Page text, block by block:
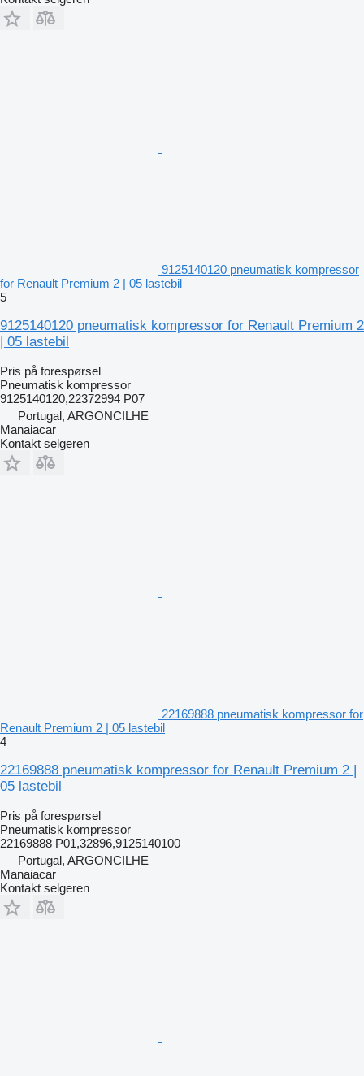
9125140120 pneumatisk kompressor
for Renault Premium 2 | 05 lastebil
5
9125140120 pneumatisk kompressor for Renault Premium 2
| 05 lastebil
Pris på forespørsel
Pneumatisk kompressor
9125140120,22372994 P07
Portugal, ARGONCILHE
Manaiacar
Kontakt selgeren
22169888 pneumatisk kompressor for
Renault Premium 2 | 05 lastebil
4
22169888 pneumatisk kompressor for Renault Premium 2 |
05 lastebil
Pris på forespørsel
Pneumatisk kompressor
22169888 P01,32896,9125140100
Portugal, ARGONCILHE
Manaiacar
Kontakt selgeren